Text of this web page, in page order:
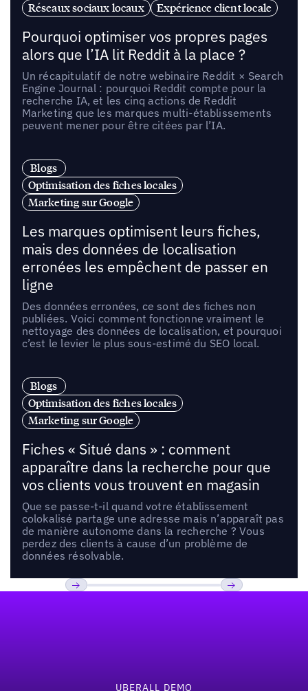
Réseaux sociaux locaux
Expérience client locale
Pourquoi optimiser vos propres pages
alors que l’IA lit Reddit à la place ?
Un récapitulatif de notre webinaire Reddit × Search
Engine Journal : pourquoi Reddit compte pour la
recherche IA, et les cinq actions de Reddit
Marketing que les marques multi-établissements
peuvent mener pour être citées par l’IA.
Blogs
Optimisation des fiches locales
Marketing sur Google
Les marques optimisent leurs fiches,
mais des données de localisation
erronées les empêchent de passer en
ligne
Des données erronées, ce sont des fiches non
publiées. Voici comment fonctionne vraiment le
nettoyage des données de localisation, et pourquoi
c’est le levier le plus sous-estimé du SEO local.
Blogs
Optimisation des fiches locales
Marketing sur Google
Fiches « Situé dans » : comment
apparaître dans la recherche pour que
vos clients vous trouvent en magasin
Que se passe-t-il quand votre établissement
colokalisé partage une adresse mais n’apparaît pas
de manière autonome dans la recherche ? Vous
perdez des clients à cause d’un problème de
données résolvable.
UBERALL DEMO